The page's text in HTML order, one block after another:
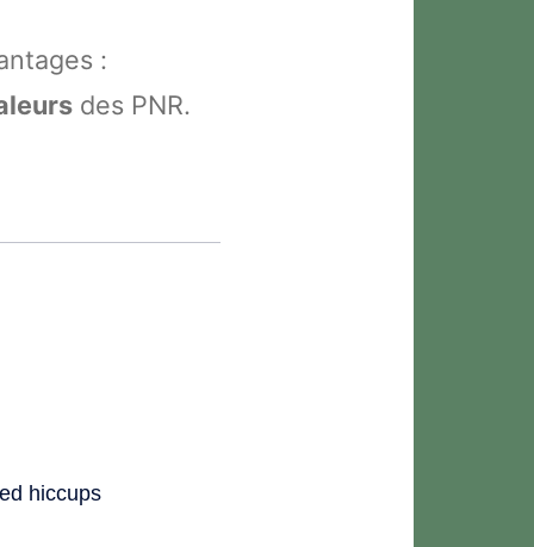
:
des PNR.